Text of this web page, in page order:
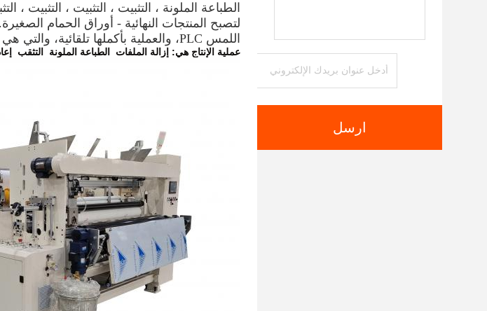
ارسل
الطباعة الملونة ، التثبيت ، التثبيت ، التثبيت ،
اللمس PLC، والعملية بأكملها تلقائية، والتي هي سهلة التشغيل، وتخفيض تكلفة العمل.
عملية الإنتاج هي: إزالة الملفات ‬ الطباعة الملونة ‬ التثقب